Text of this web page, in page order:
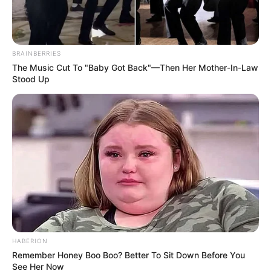
info@groza-news.info
КАТЕГОРІЇ
Без рубрики
Культура
Нам пишуть
Партнерські матеріали
BRAINBERRIES
The Music Cut To "Baby Got Back"—Then Her Mother-In-Law
Stood Up
HABERION
Remember Honey Boo Boo? Better To Sit Down Before You
See Her Now